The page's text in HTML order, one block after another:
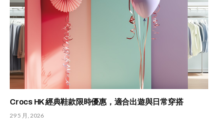
Crocs HK 經典鞋款限時優惠，適合出遊與日常穿搭
29 5 月, 2026